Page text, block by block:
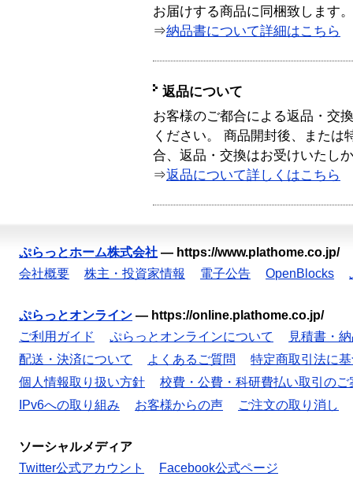
お届けする商品に同梱致します。
⇒納品書について詳細はこちら
返品について
お客様のご都合による返品・交
ください。 商品開封後、または
合、返品・交換はお受けいたし
⇒返品について詳しくはこちら
ぷらっとホーム株式会社 — https://www.plathome.co.jp/
会社概要
株主・投資家情報 電子公告 OpenBlocks
ぷらっとオンライン — https://online.plathome.co.jp/
ご利用ガイド
ぷらっとオンラインについて
見積書・
配送・決済について
よくあるご質問
特定商取引法に
個人情報取り扱い方針
校費・公費・科研費払い取引のご
IPv6への取り組み
お客様からの声 ご注文の取り消し
ソーシャルメディア
Twitter公式アカウント
Facebook公式ページ